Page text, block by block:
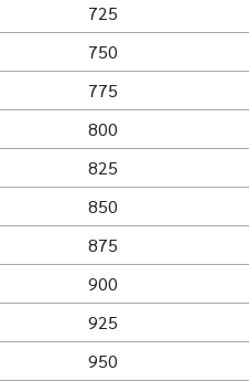
725
750
775
800
825
850
875
900
925
950